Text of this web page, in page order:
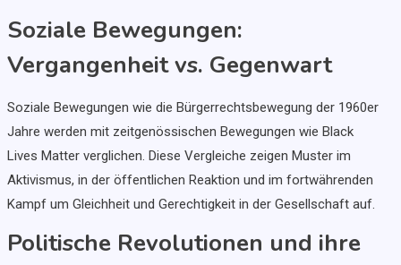
Soziale Bewegungen:
Vergangenheit vs. Gegenwart
Soziale Bewegungen wie die Bürgerrechtsbewegung der 1960er
Jahre werden mit zeitgenössischen Bewegungen wie Black
Lives Matter verglichen. Diese Vergleiche zeigen Muster im
Aktivismus, in der öffentlichen Reaktion und im fortwährenden
Kampf um Gleichheit und Gerechtigkeit in der Gesellschaft auf.
Politische Revolutionen und ihre